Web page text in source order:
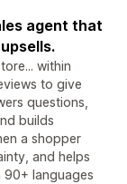
agent that
within
to give
questions,
builds
a shopper
and helps
90+ languages